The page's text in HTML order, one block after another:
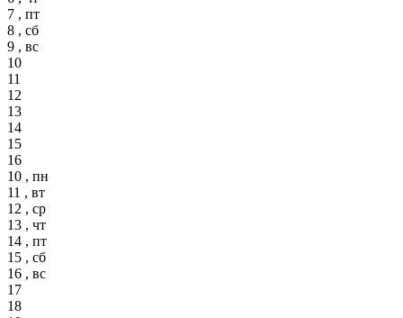
7 , пт
8 , сб
9 , вс
10
11
12
13
14
15
16
10 , пн
11 , вт
12 , ср
13 , чт
14 , пт
15 , сб
16 , вс
17
18